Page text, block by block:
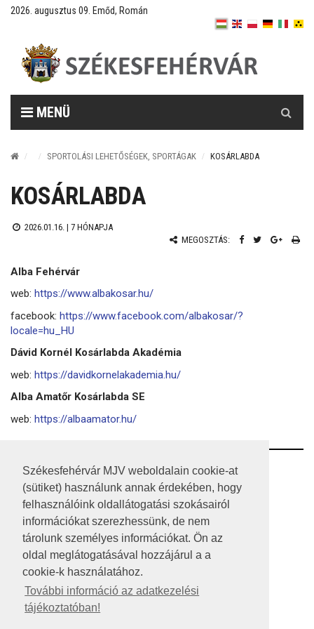
Székesfehérvár MJV weboldalain cookie-at
(sütiket) használunk annak érdekében, hogy
felhasználóink oldallátogatási szokásairól
információkat szerezhessünk, de nem
tárolunk személyes információkat. Ön az
oldal meglátogatásával hozzájárul a a
cookie-k használatához.
További információ az adatkezelési
tájékoztatóban!
2026. augusztus 09. Emőd, Román
MENÜ
SPORTOLÁSI LEHETŐSÉGEK, SPORTÁGAK KOSÁRLABDA
KOSÁRLABDA
2026.01.16. | 7 HÓNAPJA
MEGOSZTÁS:
Alba Fehérvár
web: https://www.albakosar.hu/
facebook: https://www.facebook.com/albakosar/?
locale=hu_HU
Dávid Kornél Kosárlabda Akadémia
web: https://davidkornelakademia.hu/
Alba Amatőr Kosárlabda SE
web: https://albaamator.hu/
RSS
A HONLAP 2017.03.31-I ÁLLAPOTA
JOGI NYILATKOZAT
IMPRESSZUM
KÖZÉRDEKŰ ADATOK